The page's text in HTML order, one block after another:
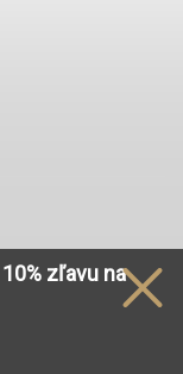
pohodlné
10% zľavu na